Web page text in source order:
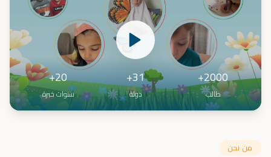
2000+
طالب
31+
دولة
20+
سنوات خبرة
من نحن